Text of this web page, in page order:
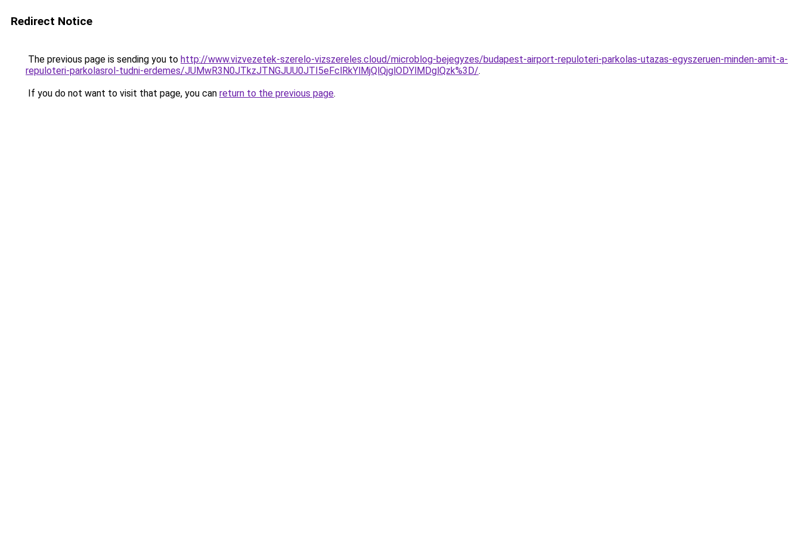
Redirect Notice
The previous page is sending you to http://www.vizvezetek-szerelo-vizszereles.cloud/microblog-bejegyzes/budapest-airport-repuloteri-parkolas-utazas-egyszeruen-minden-amit-a-
repuloteri-parkolasrol-tudni-erdemes/JUMwR3N0JTkzJTNGJUU0JTI5eFclRkYlMjQlQjglODYlMDglQzk%3D/.
If you do not want to visit that page, you can return to the previous page.